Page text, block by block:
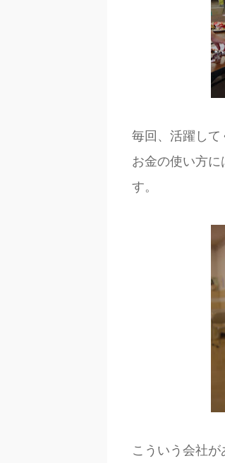
毎回、活躍して
お金の使い方
す。
こういう会社